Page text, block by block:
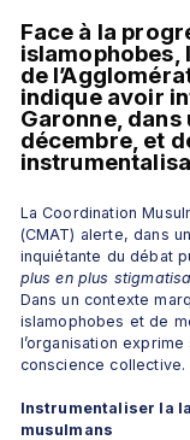
Face à la
islamophobes,
de
indique avoir
Garonne,
décembre, et
La Coordination
(CMAT) alerte, dans
inquiétante du débat
plus en plus
Dans un contexte
islamophobes et de
l’organisation
conscience collective.
Instrumentaliser la
musulmans